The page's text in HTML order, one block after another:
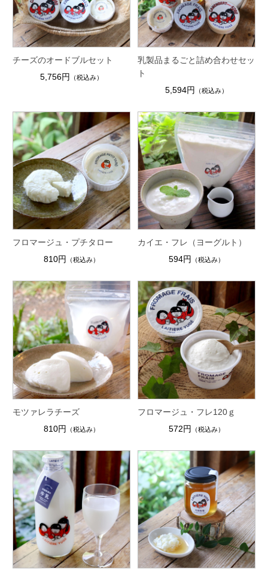
チーズのオードブルセット
5,756円
（税込み）
乳製品まるごと詰め合わせセッ
ト
5,594円
（税込み）
フロマージュ・プチタロー
810円
（税込み）
カイエ・フレ（ヨーグルト）
594円
（税込み）
モツァレラチーズ
810円 （税込み）
フロマージュ・フレ120ｇ
572円
（税込み）